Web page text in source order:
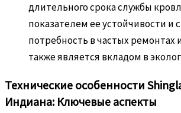
длительного срока службы
показателем ее устойчивости и
потребность в частых ремонтах
также является вкладом в
Технические особенности
Индиана: Ключевые аспекты